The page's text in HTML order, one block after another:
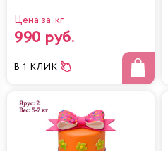
Цена за кг
990 руб.
В 1 КЛИК